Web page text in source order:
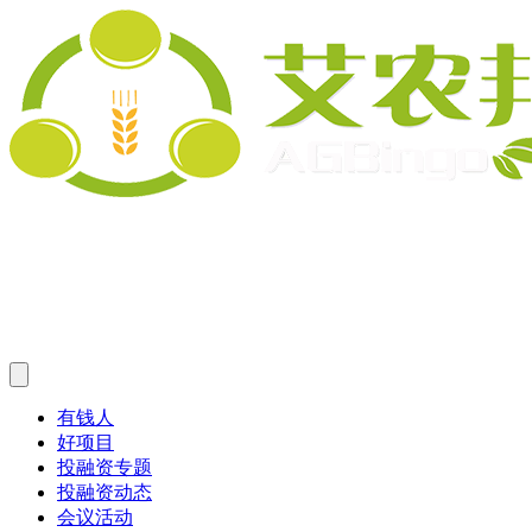
有钱人
好项目
投融资专题
投融资动态
会议活动